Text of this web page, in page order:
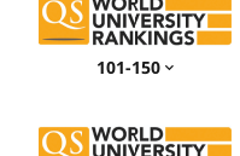
101-150